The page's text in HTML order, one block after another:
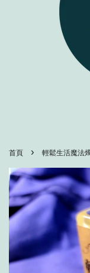
首頁 › 輕鬆生活魔法